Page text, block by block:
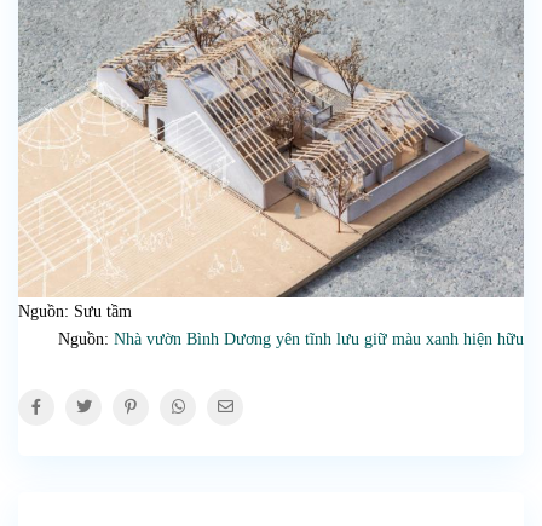
Nguồn: Sưu tầm
Nguồn: Nhà vườn Bình Dương yên tĩnh lưu giữ màu xanh hiện hữu